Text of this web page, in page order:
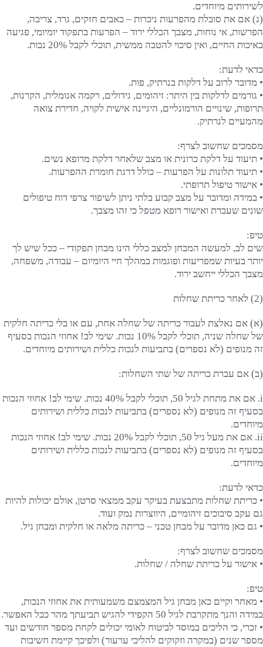
לשירותים מיוחדים.
(ג) אם את סובלת מהפרעות ניכרות – כאבים חזקים, גרד, צריבה,
הפרשות, אי נוחות, מצבך הכללי ירוד – הפרעות בתפקוד יומיומי, פגיעה
באיכות החיים, ואין סיכוי להטבה ממשית, תוכלי לקבל 20% נכות.
כדאי לדעת:
• מדובר לרוב על דלקות בנרתיק, פות.
• גורמים לדלקות בין היתר: זיהומים, גידולים, רקמה אנומלית, הקרנות,
תרופות, שינויים הורמונליים, היגיינה אישית לקויה, חדירת צואה
מהמעיים לנרתיק.
מסמכים שחשוב לצרף:
• תיעוד על דלקת כרונית או מצב שלאחר דלקת מרופא נשים.
• תיעוד תלונות על הפרעות – כולל דרגת חומרת ההפרעות.
• אישור טיפול תרופתי.
• במידה ומדובר על מצב קבוע בלתי ניתן לשיפור צרפי דוח טיפולים
שונים שעברת ואישור רופא מטפל כי זהו מצבך.
טיפ:
שים לב, למעשה המבחן למצב כללי הינו מבחן תפקודי – ככל שיש לך
יותר בעיות שמפריעות ופוגמות במהלך חיי היומיום – עבודה, משפחה,
מצבך הכללי ייחשב ירוד.
(2) לאחר כריתת שחלות
(א) אם נאלצת לעבור כריתה של שחלה אחת, עם או בלי כריתה חלקית
של שחלה שניה, תוכלי לקבל 10% נכות. שימי לב! אחוזי הנכות בסעיף
זה מנופים (לא נספרים) בתביעות לנכות כללית ושירותים מיוחדים.
(ב) אם עברת כריתה של שתי השחלות:
i. אם את מתחת לגיל 50, תוכלי לקבל 40% נכות. שימי לב! אחוזי הנכות
בסעיף זה מנופים (לא נספרים) בתביעות לנכות כללית ושירותים
מיוחדים.
ii. אם את מעל גיל 50, תוכלי לקבל 20% נכות. שימי לב! אחוזי הנכות
בסעיף זה מנופים (לא נספרים) בתביעות לנכות כללית ושירותים
מיוחדים.
כדאי לדעת:
• כריתת שחלות מתבצעת בעיקר עקב ממצאי סרטן, אולם יכולות להיות
גם עקב סיבוכים זיהומיים, היווצרות נמק ועוד.
• גם כאן מדובר על מבחן טכני – כריתה מלאה או חלקית ומבחן גיל.
מסמכים שחשוב לצרף:
• אישור על כריתת שחלה / שחלות.
טיפ:
• מאחר וקיים כאן מבחן גיל המצמצם משמעותית את אחוזי הנכות,
במידה והנך מתקרבת לגיל 50 הקפידי להגיש תביעתך מהר ככל האפשר.
• זכרי, כי הליכים במוסד לביטוח לאומי יכולים לקחת מספר חודשים ועד
מספר שנים (במקרה וזקוקים להליכי ערעור) ולפיכך קיימת חשיבות